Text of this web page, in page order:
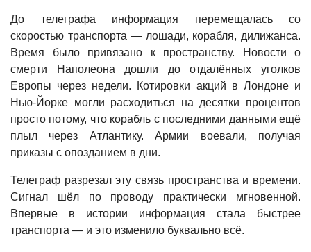
До телеграфа информация перемещалась со
скоростью транспорта — лошади, корабля, дилижанса.
Время было привязано к пространству. Новости о
смерти Наполеона дошли до отдалённых уголков
Европы через недели. Котировки акций в Лондоне и
Нью-Йорке могли расходиться на десятки процентов
просто потому, что корабль с последними данными ещё
плыл через Атлантику. Армии воевали, получая
приказы с опозданием в дни.
Телеграф разрезал эту связь пространства и времени.
Сигнал шёл по проводу практически мгновенной.
Впервые в истории информация стала быстрее
транспорта — и это изменило буквально всё.